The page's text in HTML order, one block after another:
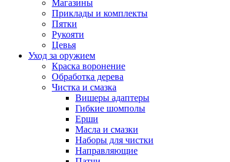
Магазины
Приклады и комплекты
Пятки
Рукояти
Цевья
Уход за оружием
Краска воронение
Обработка дерева
Чистка и смазка
Вишеры адаптеры
Гибкие шомполы
Ерши
Масла и смазки
Наборы для чистки
Направляющие